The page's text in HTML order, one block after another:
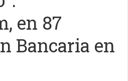
en 87
Bancaria en